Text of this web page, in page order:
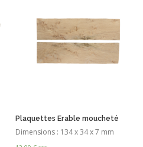
Plaquettes Erable moucheté
Dimensions : 134 x 34 x 7 mm